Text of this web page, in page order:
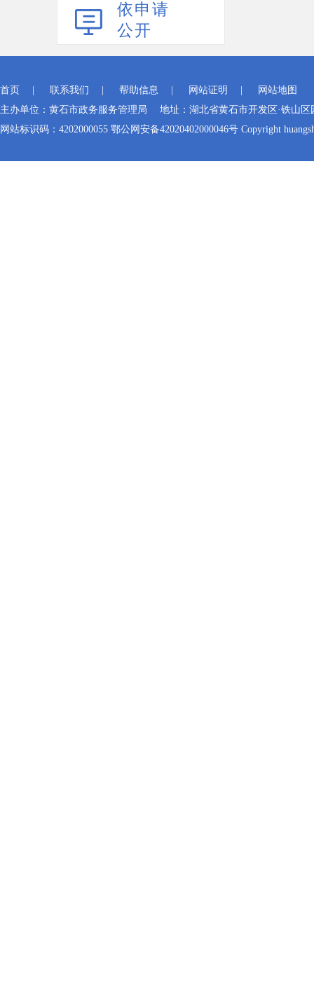
依申请
公开
首页 联系我们 帮助信息 网站证明
网站地图
主办单位：黄石市政务服务管理局 地址：湖北省黄石市开发区·铁山
网站标识码：4202000055 鄂公网安备42020402000046号 Copyright